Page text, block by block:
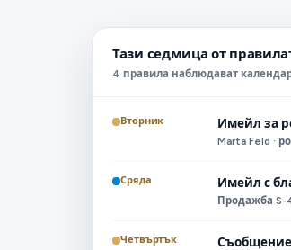
Тази седмица от
4 правила наблюдават
Вторник Имейл за
Marta Feld ·
Сряда Имейл с
Продажба S-
Четвъртък Съобщение